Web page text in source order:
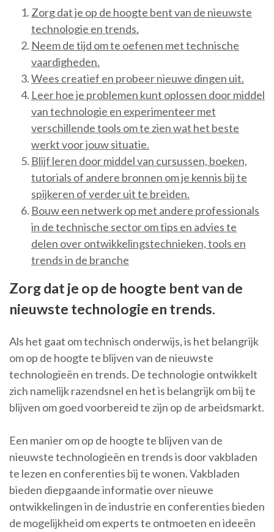
Zorg dat je op de hoogte bent van de nieuwste
technologie en trends.
Neem de tijd om te oefenen met technische
vaardigheden.
Wees creatief en probeer nieuwe dingen uit.
Leer hoe je problemen kunt oplossen door middel
van technologie en experimenteer met
verschillende tools om te zien wat het beste
werkt voor jouw situatie.
Blijf leren door middel van cursussen, boeken,
tutorials of andere bronnen om je kennis bij te
spijkeren of verder uit te breiden.
Bouw een netwerk op met andere professionals
in de technische sector om tips en advies te
delen over ontwikkelingstechnieken, tools en
trends in de branche
Zorg dat je op de hoogte bent van de
nieuwste technologie en trends.
Als het gaat om technisch onderwijs, is het belangrijk
om op de hoogte te blijven van de nieuwste
technologieën en trends. De technologie ontwikkelt
zich namelijk razendsnel en het is belangrijk om bij te
blijven om goed voorbereid te zijn op de arbeidsmarkt.
Een manier om op de hoogte te blijven van de
nieuwste technologieën en trends is door vakbladen
te lezen en conferenties bij te wonen. Vakbladen
bieden diepgaande informatie over nieuwe
ontwikkelingen in de industrie en conferenties bieden
de mogelijkheid om experts te ontmoeten en ideeën